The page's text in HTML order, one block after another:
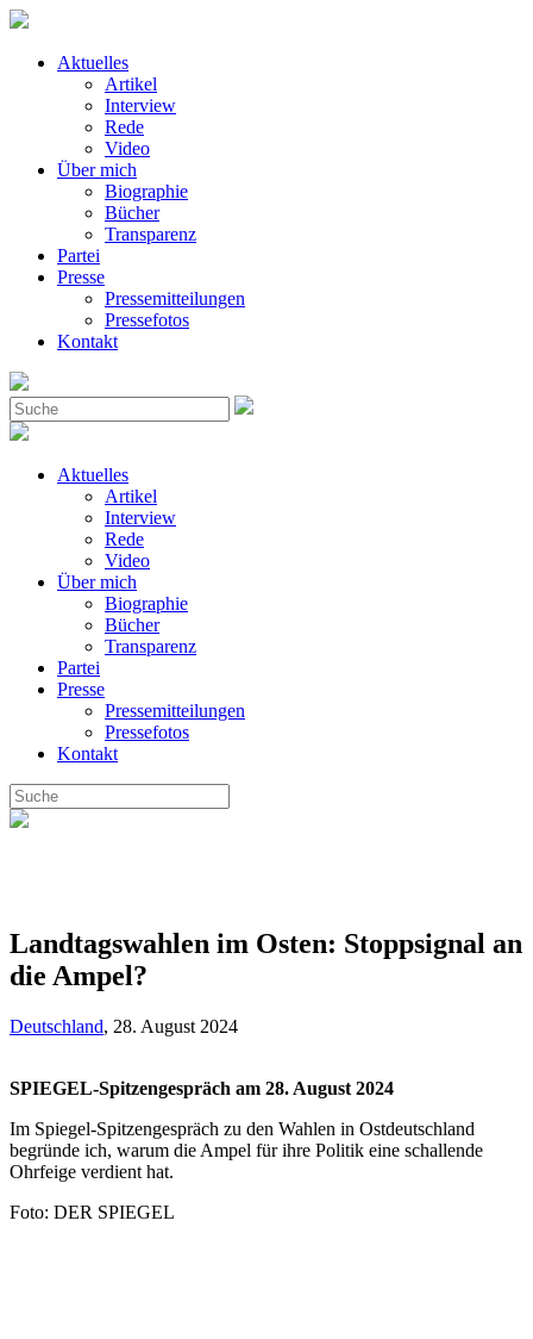
Aktuelles
Artikel
Interview
Rede
Video
Über mich
Biographie
Bücher
Transparenz
Partei
Presse
Pressemitteilungen
Pressefotos
Kontakt
Aktuelles
Artikel
Interview
Rede
Video
Über mich
Biographie
Bücher
Transparenz
Partei
Presse
Pressemitteilungen
Pressefotos
Kontakt
Landtagswahlen im Osten: Stoppsignal an
die Ampel?
Deutschland, 28. August 2024
SPIEGEL-Spitzengespräch am 28. August 2024
Im Spiegel-Spitzengespräch zu den Wahlen in Ostdeutschland
begründe ich, warum die Ampel für ihre Politik eine schallende
Ohrfeige verdient hat.
Foto: DER SPIEGEL